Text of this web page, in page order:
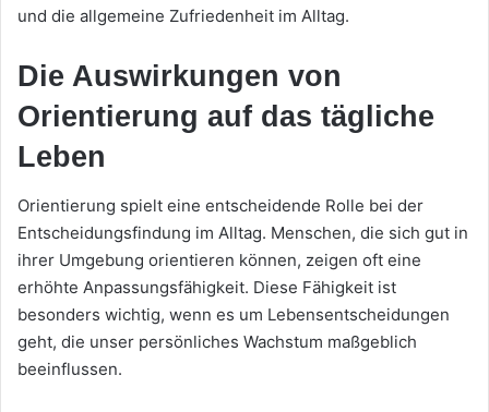
und die allgemeine Zufriedenheit im Alltag.
Die Auswirkungen von
Orientierung auf das tägliche
Leben
Orientierung spielt eine entscheidende Rolle bei der
Entscheidungsfindung im Alltag. Menschen, die sich gut in
ihrer Umgebung orientieren können, zeigen oft eine
erhöhte Anpassungsfähigkeit. Diese Fähigkeit ist
besonders wichtig, wenn es um Lebensentscheidungen
geht, die unser persönliches Wachstum maßgeblich
beeinflussen.